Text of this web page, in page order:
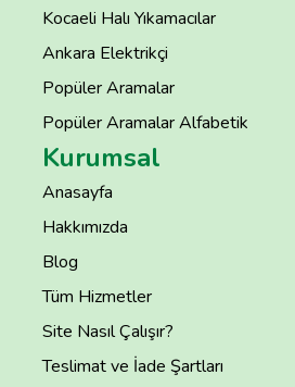
Kocaeli Halı Yıkamacılar
Ankara Elektrikçi
Popüler Aramalar
Popüler Aramalar Alfabetik
Kurumsal
Anasayfa
Hakkımızda
Blog
Tüm Hizmetler
Site Nasıl Çalışır?
Teslimat ve İade Şartları